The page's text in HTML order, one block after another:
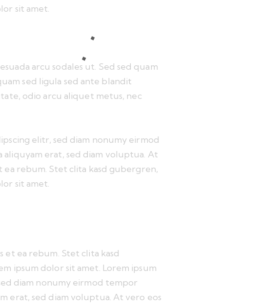
sit amet.
arcu sodales ut. Sed sed quam
sed ligula sed ante blandit
odio arcu aliquet metus, nec
elitr, sed diam nonumy eirmod
erat, sed diam voluptua. At
rebum. Stet clita kasd gubergren,
sit amet.
et ea rebum. Stet clita kasd
ipsum dolor sit amet. Lorem ipsum
diam nonumy eirmod tempor
erat, sed diam voluptua. At vero eos